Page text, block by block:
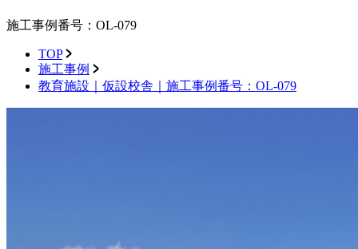
施工事例番号：OL-079
TOP
施工事例
教育施設｜仮設校舎｜施工事例番号：OL-079